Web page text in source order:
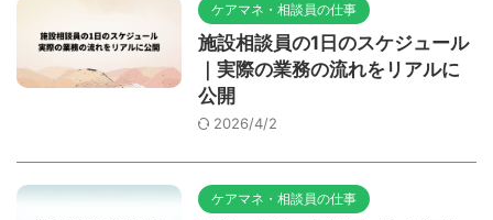
ケアマネ・相談員の仕事
施設相談員の1日のスケジュール
｜実際の業務の流れをリアルに
公開
2026/4/2
ケアマネ・相談員の仕事